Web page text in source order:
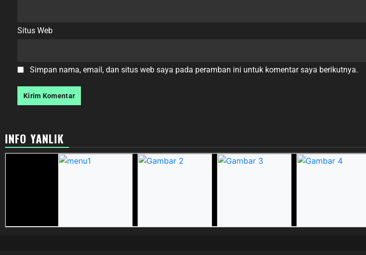
Situs Web
Simpan nama, email, dan situs web saya pada peramban ini untuk komentar saya berikutnya.
INFO YANLIK